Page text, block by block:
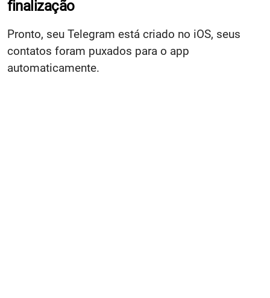
finalização
Pronto, seu Telegram está criado no iOS, seus
contatos foram puxados para o app
automaticamente.